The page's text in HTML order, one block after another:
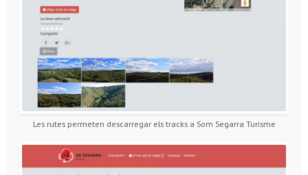
Les rutes permeten descarregar els tracks a Som Segarra Turisme